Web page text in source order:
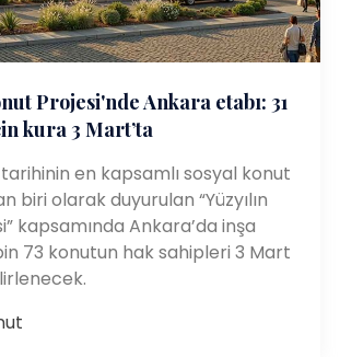
Projesi'nde Ankara etabı: 31
kura 3 Mart’ta
en kapsamlı sosyal konut
biri olarak duyurulan “Yüzyılın
kapsamında Ankara’da inşa
73 konutun hak sahipleri 3 Mart